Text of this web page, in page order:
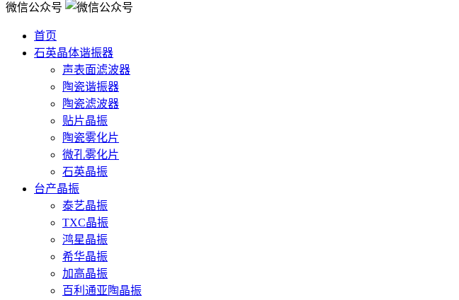
微信公众号
首页
石英晶体谐振器
声表面滤波器
陶瓷谐振器
陶瓷滤波器
贴片晶振
陶瓷雾化片
微孔雾化片
石英晶振
台产晶振
泰艺晶振
TXC晶振
鸿星晶振
希华晶振
加高晶振
百利通亚陶晶振